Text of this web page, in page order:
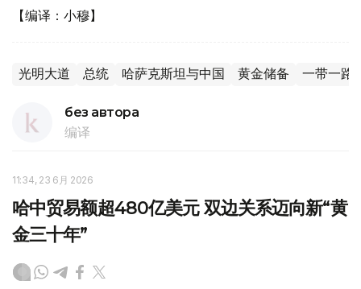
【编译：小穆】
光明大道 总统 哈萨克斯坦与中国 黄金储备 一带一路
без автора
编译
11:34, 23 6月 2026
哈中贸易额超480亿美元 双边关系迈向新“黄
金三十年”